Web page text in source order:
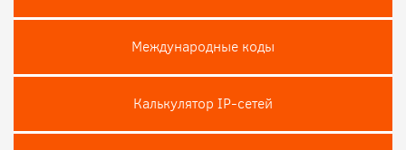
Международные коды
Калькулятор IP-сетей